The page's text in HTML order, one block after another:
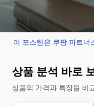
이 포스팅은 쿠팡 파트너
상품 분석 바로
상품의 가격과 특징을 비